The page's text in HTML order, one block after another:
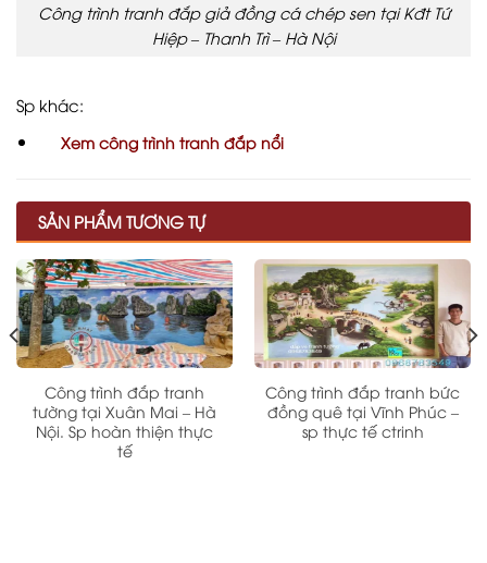
Công trình tranh đắp giả đồng cá chép sen tại Kđt Tứ
Hiệp – Thanh Trì – Hà Nội
Sp khác:
Xem công trình tranh đắp nổi
SẢN PHẨM TƯƠNG TỰ
Công trình đắp tranh
tường tại Xuân Mai – Hà
Nội. Sp hoàn thiện thực
tế
Công trình đắp tranh bức
đồng quê tại Vĩnh Phúc –
sp thực tế ctrinh